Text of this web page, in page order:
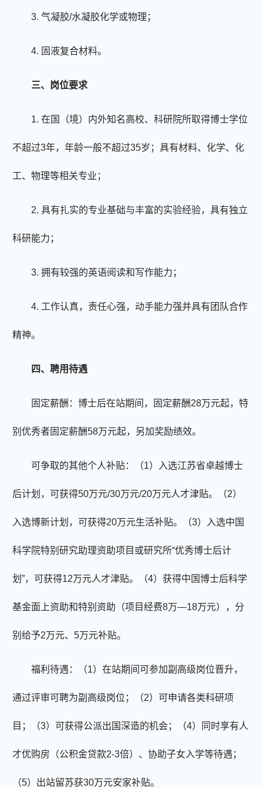
3. 气凝胶/水凝胶化学或物理；
4. 固液复合材料。
三、 岗位要求
1. 在国（境）内外知名高校、科研院所取得博士学位
不超过3年，年龄一般不超过35岁； 具有材料、化学、化
工、物理等相关专业；
2. 具有扎实的专业基础与丰富的实验经验，具有独立
科研能力；
3. 拥有较强的英语阅读和写作能力；
4. 工作认真，责任心强，动手能力强并具有团队合作
精神。
四、聘用待遇
固定薪酬：博士后在站期间，固定薪酬28万元起，特
别优秀者固定薪酬58万元起，另加奖励绩效。
可争取的其他个人补贴： （1）入选江苏省卓越博士
后计划，可获得50万元/30万元/20万元人才津贴。（2）
入选博新计划，可获得20万元生活补贴。（3）入选中国
科学院特别研究助理资助项目或研究所“优秀博士后计
划 ”，可获得12万元人才津贴。（4）获得中国博士后科学
基金面上资助和特别资助（项目经费8万—18万元），分
别给予2万元、 5万元补贴。
福利待遇：（1）在站期间可参加副高级岗位晋升，
通过评审可聘为副高级岗位；（2）可申请各类科研项
目；（3）可获得公派出国深造的机会；（4）同时享有人
才优购房（公积金贷款2-3倍）、协助子女入学等待遇；
（5）出站留苏获30万元安家补贴。